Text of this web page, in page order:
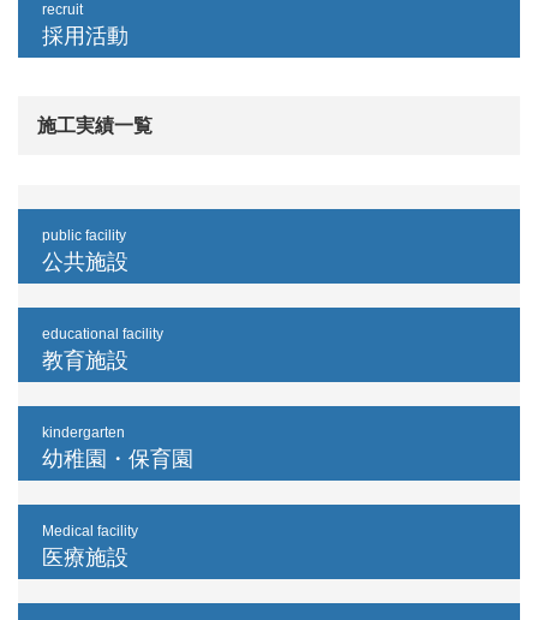
recruit
採用活動
施工実績一覧
public facility
公共施設
educational facility
教育施設
kindergarten
幼稚園・保育園
Medical facility
医療施設